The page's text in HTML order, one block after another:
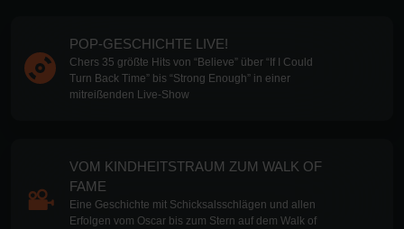
POP-GESCHICHTE LIVE!
Chers 35 größte Hits von “Believe” über “If I Could
Turn Back Time” bis “Strong Enough” in einer
mitreißenden Live-Show
VOM KINDHEITSTRAUM ZUM WALK OF
FAME
Eine Geschichte mit Schicksalsschlägen und allen
Erfolgen vom Oscar bis zum Stern auf dem Walk of